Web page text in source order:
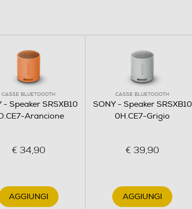
CASSE BLUETOOOTH
- Speaker SRSXB10
Arancione
€ 34,90
AGGIUNGI
CASSE BLUETOOOTH
SONY - Speaker SRSXB10
0H.CE7-Grigio
€ 39,90
AGGIUNGI